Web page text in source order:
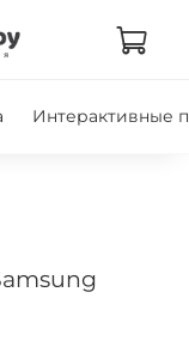
Интерактивные